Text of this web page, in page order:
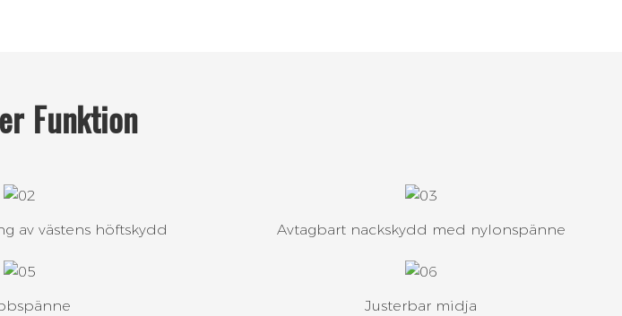
Funktion
av västens höftskydd Avtagbart nackskydd med nylonspänne
Justerbar midja